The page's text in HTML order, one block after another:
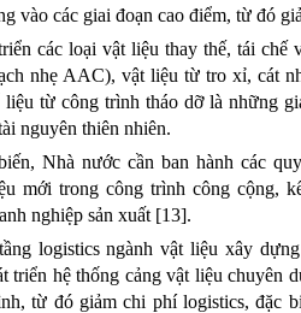
vào các giai đoạn cao điểm, từ đó
các loại vật liệu thay thế, tái
nhẹ AAC), vật liệu từ tro xỉ, cát
liệu từ công trình tháo dỡ là những
nguyên thiên nhiên.
Nhà nước cần ban hành các
mới trong công trình công cộng,
nghiệp sản xuất [13].
logistics ngành vật liệu xây
triển hệ thống cảng vật liệu chuyên
từ đó giảm chi phí logistics, đặc